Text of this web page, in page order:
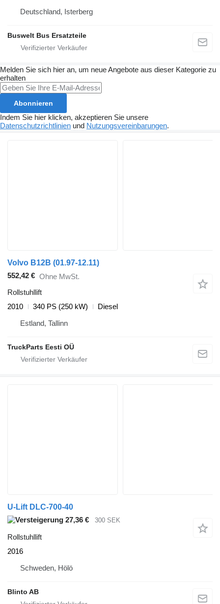
Deutschland, Isterberg
Buswelt Bus Ersatzteile
Melden Sie sich hier an, um neue Angebote aus dieser Kategorie zu
erhalten
Abonnieren
Indem Sie hier klicken, akzeptieren Sie unsere
Datenschutzrichtlinien und Nutzungsvereinbarungen.
Volvo B12B (01.97-12.11)
552,42 € Ohne MwSt.
Rollstuhllift
2010
340 PS (250 kW)
Diesel
Estland, Tallinn
TruckParts Eesti OÜ
U-Lift DLC-700-40
27,36 €
300 SEK
Rollstuhllift
2016
Schweden, Hölö
Blinto AB